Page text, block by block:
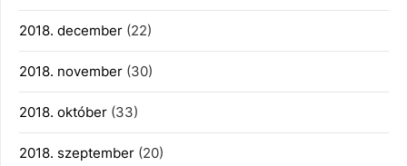
2018. december (22)
2018. november (30)
2018. október (33)
2018. szeptember (20)